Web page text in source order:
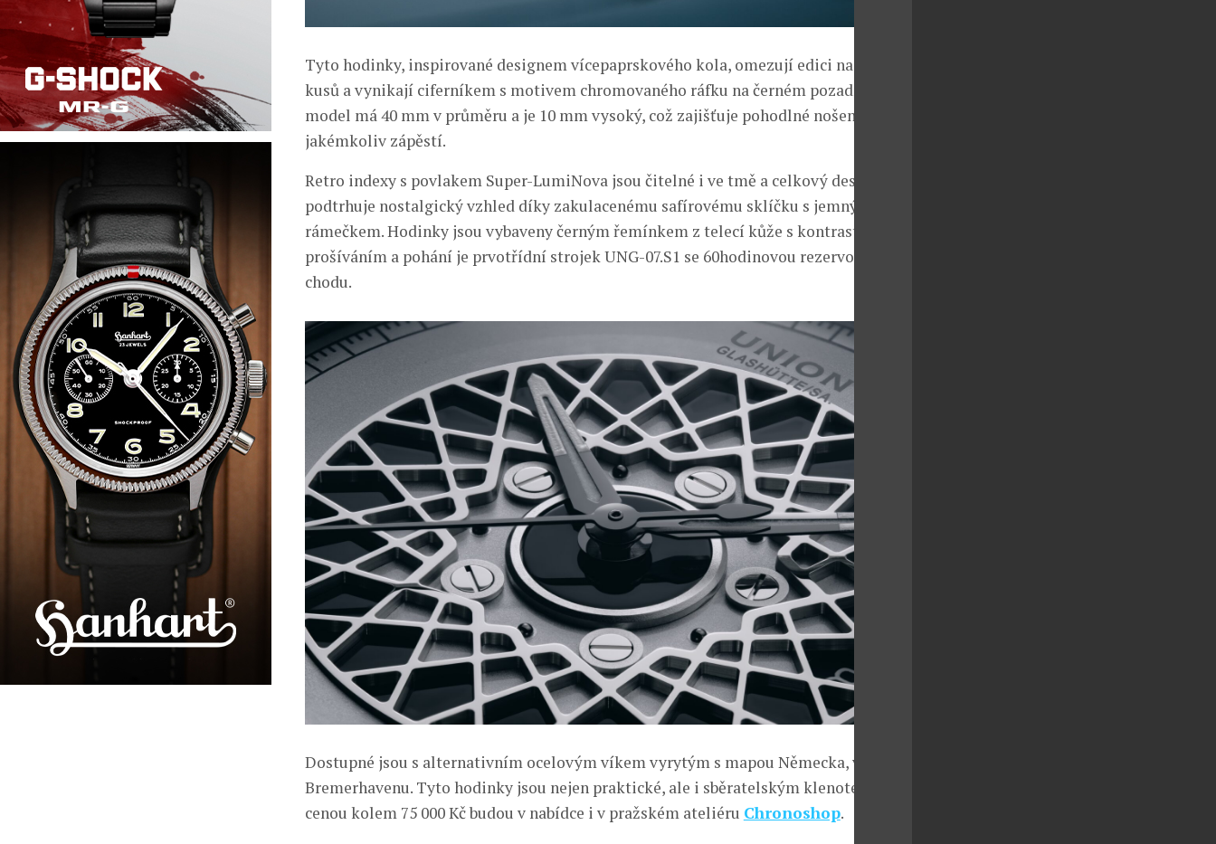
Tyto hodinky, inspirované designem vícepaprskového kola, omezují edici na 200
kusů a vynikají ciferníkem s motivem chromovaného ráfku na černém pozadí. Tento
model má 40 mm v průměru a je 10 mm vysoký, což zajišťuje pohodlné nošení na
jakémkoliv zápěstí.
Retro indexy s povlakem Super-LumiNova jsou čitelné i ve tmě a celkový design
podtrhuje nostalgický vzhled díky zakulacenému safírovému sklíčku s jemným
rámečkem. Hodinky jsou vybaveny černým řemínkem z telecí kůže s kontrastním
prošíváním a pohání je prvotřídní strojek UNG-07.S1 se 60hodinovou rezervou
chodu.
Dostupné jsou s alternativním ocelovým víkem vyrytým s mapou Německa, včetně
Bremerhavenu. Tyto hodinky jsou nejen praktické, ale i sběratelským klenotem. S
cenou kolem 75 000 Kč budou v nabídce i v pražském ateliéru Chronoshop.